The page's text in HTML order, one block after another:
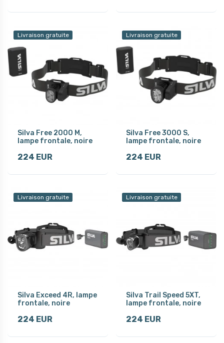
Livraison gratuite
Silva Free 2000 M,
lampe frontale, noire
224 EUR
Livraison gratuite
Silva Free 3000 S,
lampe frontale, noire
224 EUR
Livraison gratuite
Silva Exceed 4R, lampe
frontale, noire
224 EUR
Livraison gratuite
Silva Trail Speed 5XT,
lampe frontale, noire
224 EUR